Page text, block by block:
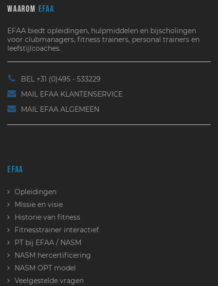
WAAROM EFAA
EFAA biedt opleidingen, hulpmiddelen en bijscholingen
voor clubmanagers, fitness trainers, personal trainers en
leefstijlcoaches.
BEL +31 (0)495 - 533229
MAIL EFAA KLANTENSERVICE
MAIL EFAA ALGEMEEN
EFAA
Opleidingen
Missie en visie
Historie van fitness
Fitnesstrainer interactief
PT bij EFAA / NASM
NASM hercertificering
NASM OPT model
Veelgestelde vragen